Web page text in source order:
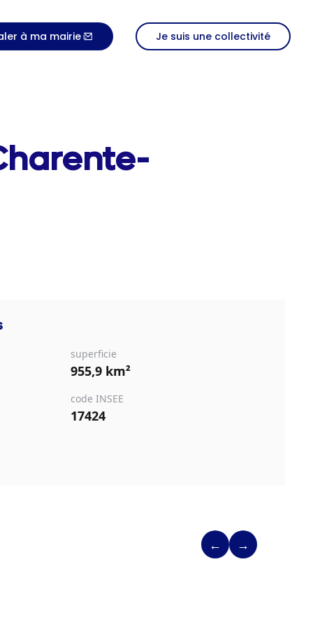
à ma mairie Je suis une collectivité
superficie
955,9 km²
code INSEE
17424
← →